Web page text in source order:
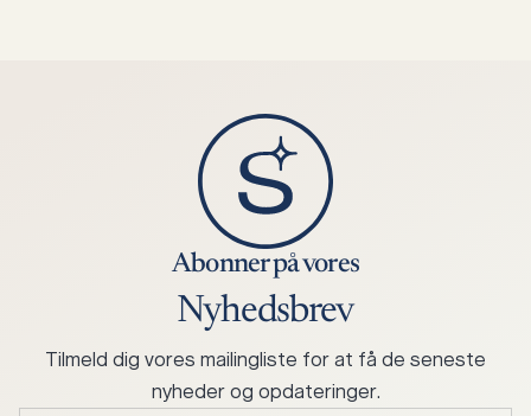
Abonner på vores
Nyhedsbrev
Tilmeld dig vores mailingliste for at få de seneste
nyheder og opdateringer.